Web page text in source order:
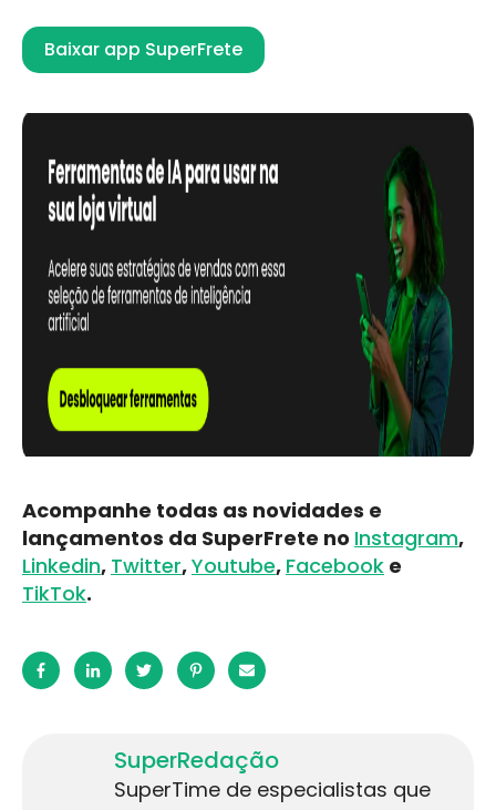
Baixar app SuperFrete
Acompanhe todas as novidades e
lançamentos da SuperFrete no Instagram,
Linkedin, Twitter,Youtube, Facebook e
TikTok.
SuperRedação
SuperTime de especialistas que